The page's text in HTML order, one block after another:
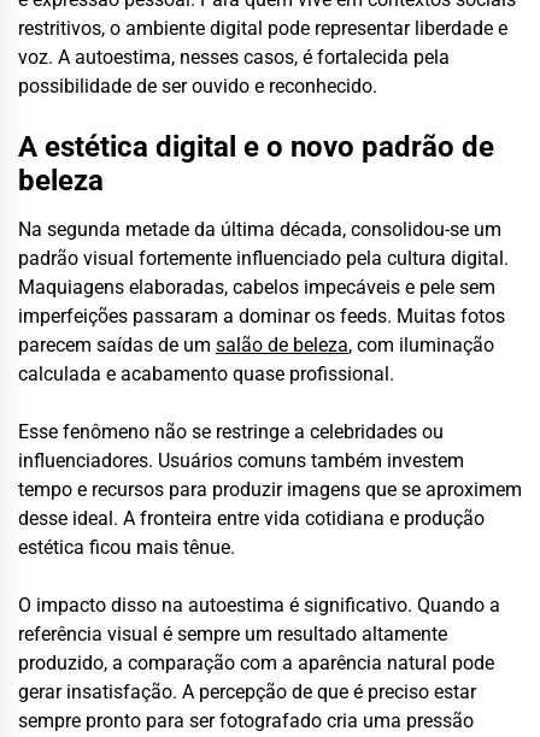
restritivos, o ambiente digital pode representar liberdade e
voz. A autoestima, nesses casos, é fortalecida pela
possibilidade de ser ouvido e reconhecido.
A estética digital e o novo padrão de
beleza
Na segunda metade da última década, consolidou-se um
padrão visual fortemente influenciado pela cultura digital.
Maquiagens elaboradas, cabelos impecáveis e pele sem
imperfeições passaram a dominar os feeds. Muitas fotos
parecem saídas de um salão de beleza, com iluminação
calculada e acabamento quase profissional.
Esse fenômeno não se restringe a celebridades ou
influenciadores. Usuários comuns também investem
tempo e recursos para produzir imagens que se aproximem
desse ideal. A fronteira entre vida cotidiana e produção
estética ficou mais tênue.
O impacto disso na autoestima é significativo. Quando a
referência visual é sempre um resultado altamente
produzido, a comparação com a aparência natural pode
gerar insatisfação. A percepção de que é preciso estar
sempre pronto para ser fotografado cria uma pressão